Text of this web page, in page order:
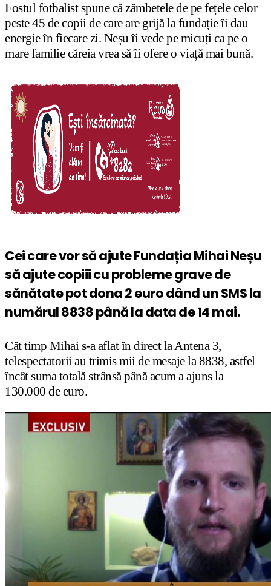
Fostul fotbalist spune că zâmbetele de pe fețele celor
peste 45 de copii de care are grijă la fundație îi dau
energie în fiecare zi. Neșu îi vede pe micuți ca pe o
mare familie căreia vrea să îi ofere o viață mai bună.
Cei care vor să ajute Fundația Mihai Neșu
să ajute copiii cu probleme grave de
sănătate pot dona 2 euro dând un SMS la
numărul 8838 până la data de 14 mai.
Cât timp Mihai s-a aflat în direct la Antena 3,
telespectatorii au trimis mii de mesaje la 8838, astfel
încât suma totală strânsă până acum a ajuns la
130.000 de euro.